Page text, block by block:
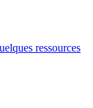
ressources